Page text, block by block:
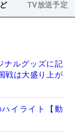
TV放送予定
ルグッズに記
戦は大盛り上が
ハイライト【動